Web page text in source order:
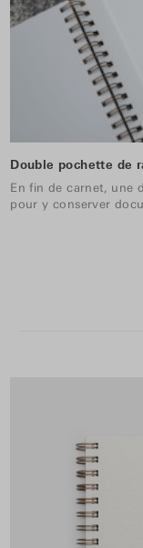
Double pochette de
En fin de carnet, une
pour y conserver